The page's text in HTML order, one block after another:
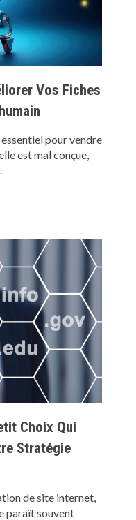
Vos Fiches
pour vendre
est mal conçue,
Choix Qui
Stratégie
de site internet,
paraît souvent